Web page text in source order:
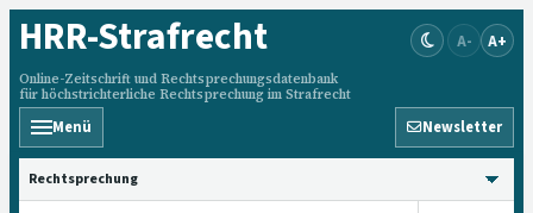
HRR-Strafrecht
Online-Zeitschrift und Rechtsprechungsdatenbank
für höchstrichterliche Rechtsprechung im Strafrecht
A- A+
Menü Newsletter
HRRS durchsuchen